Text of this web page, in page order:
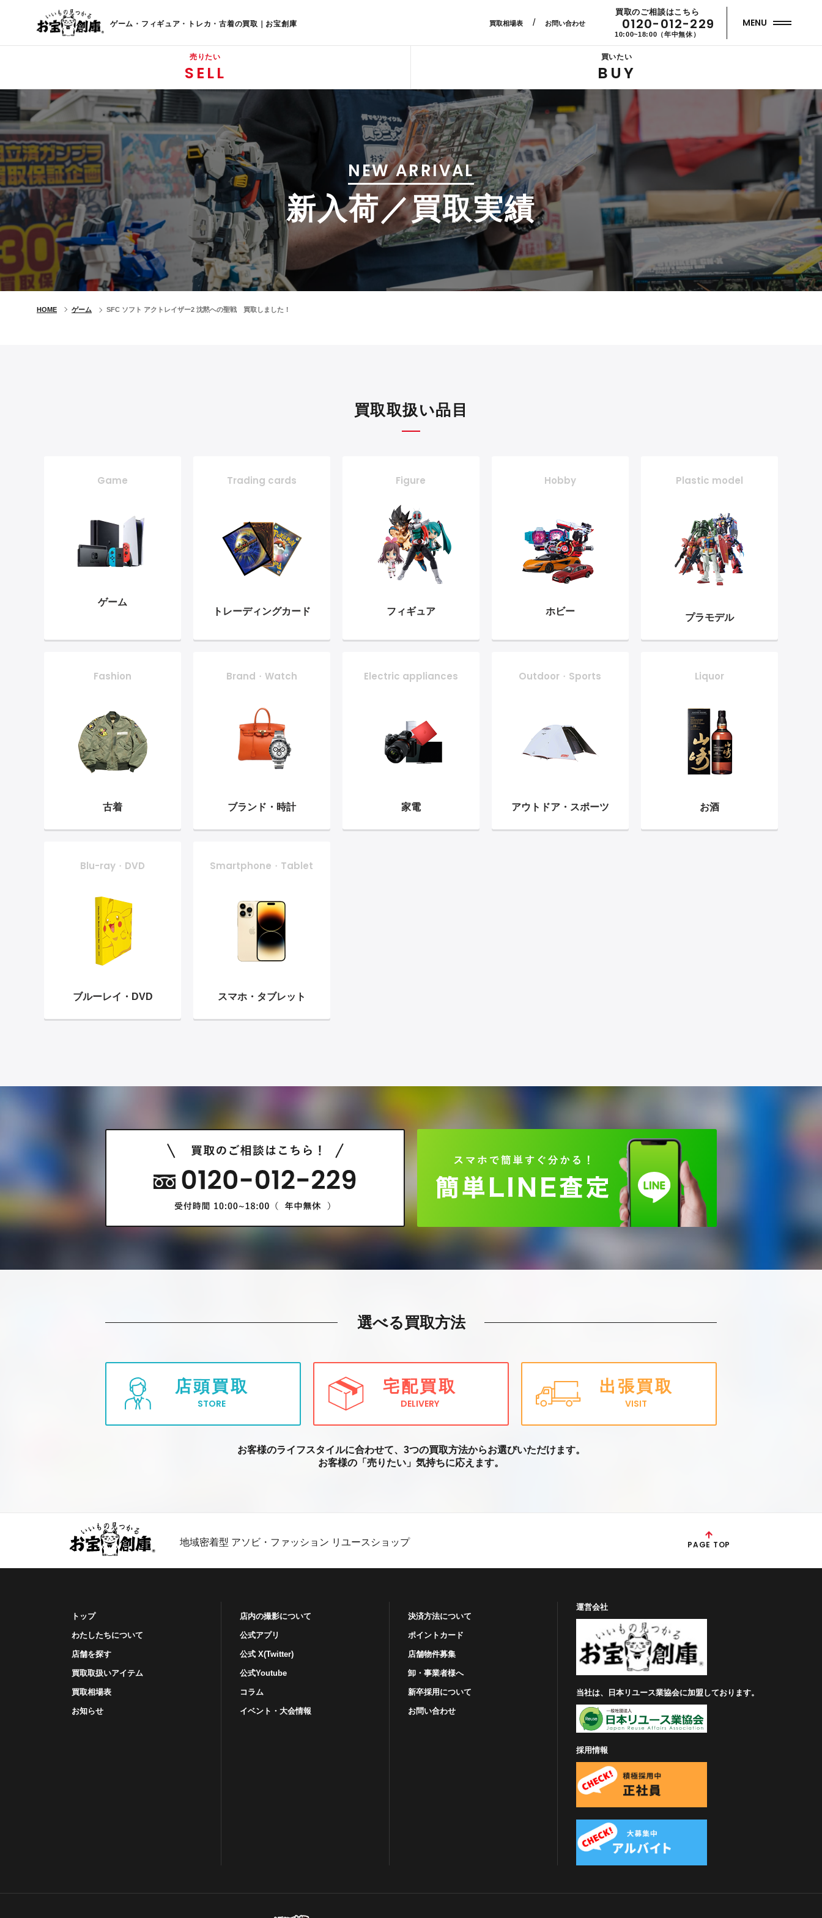
ゲーム・フィギュア・トレカ・古着の買取｜お宝創庫 買取相場表/ お問い合わせ
買取のご相談はこちら
0120-012-229
10:00~18:00（年中無休）
MENU
売りたい
SELL
買いたい
BUY
NEW ARRIVAL
新入荷／買取実績
HOME ゲーム SFC ソフト アクトレイザー2 沈黙への聖戦 買取しました！
買取取扱い品目
Game
ゲーム
Trading cards
トレーディングカード
Figure
フィギュア
Hobby
ホビー
Plastic model
プラモデル
Fashion
古着
Brand・Watch
ブランド・時計
Electric appliances
家電
Outdoor・Sports
アウトドア・ スポーツ
Liquor
お酒
Blu-ray・DVD
ブルーレイ・ DVD
Smartphone・Tablet
スマホ・ タブレット
選べる買取方法
店頭買取
STORE
宅配買取
DELIVERY
出張買取
VISIT
お客様のライフスタイルに合わせて、3つの買取方法からお選びいただけます。
お客様の「売りたい」気持ちに応えます。
地域密着型 アソビ・ファッション リユースショップ PAGE TOP
トップ
わたしたちについて
店舗を探す
買取取扱いアイテム
買取相場表
お知らせ
店内の撮影について
公式アプリ
公式 X(Twitter)
公式Youtube
コラム
イベント・⼤会情報
決済方法について
ポイントカード
店舗物件募集
卸・事業者様へ
新卒採用について
お問い合わせ
運営会社
当社は、日本リユース業協会に加盟しております。
採用情報